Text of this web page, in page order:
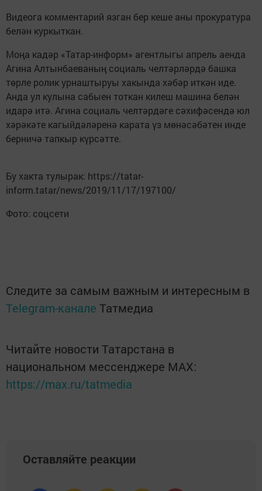
Видеога комментарий язган бер кеше аны прокуратура
белән куркыткан.
Моңа кадәр «Татар-информ» агентлыгы апрель аенда
Агина Алтынбаеваның социаль челтәрләрдә башка
төрле ролик урнаштыруы хакында хәбәр иткән иде.
Анда ул кулына сабыен тоткан килеш машина белән
идарә итә. Агина социаль челтәрдәге сәхифәсендә юл
хәрәкәте кагыйдәләренә карата үз мөнәсәбәтен инде
берничә тапкыр күрсәтте.
Бу хакта тулырак: https://tatar-
inform.tatar/news/2019/11/17/197100/
Фото: соцсети
Следите за самым важным и интересным в
Telegram-канале Татмедиа
Читайте новости Татарстана в
национальном мессенджере MАХ:
https://max.ru/tatmedia
Оставляйте реакции